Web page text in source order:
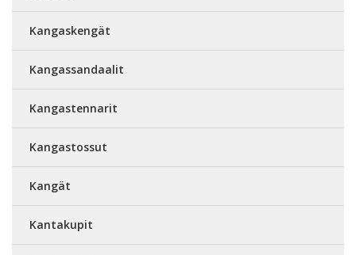
Kangaskengät
Kangassandaalit
Kangastennarit
Kangastossut
Kangät
Kantakupit